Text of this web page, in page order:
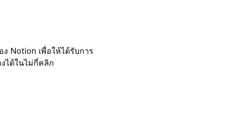
Notion เพื่อให้ได้รับการ
ได้ในไม่กี่คลิก